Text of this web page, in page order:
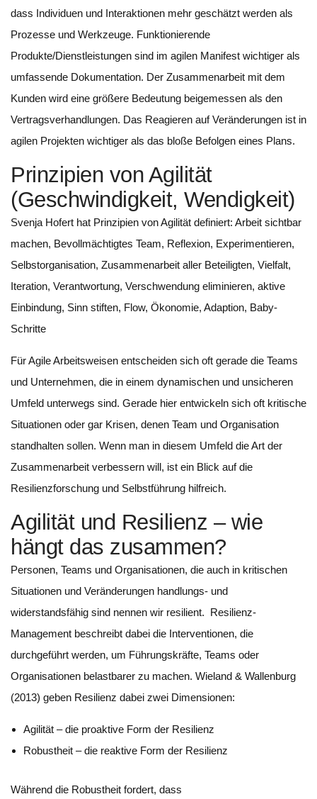
dass Individuen und Interaktionen mehr geschätzt werden als
Prozesse und Werkzeuge. Funktionierende
Produkte/Dienstleistungen sind im agilen Manifest wichtiger als
umfassende Dokumentation. Der Zusammenarbeit mit dem
Kunden wird eine größere Bedeutung beigemessen als den
Vertragsverhandlungen. Das Reagieren auf Veränderungen ist in
agilen Projekten wichtiger als das bloße Befolgen eines Plans.
Prinzipien von Agilität
(Geschwindigkeit, Wendigkeit)
Svenja Hofert hat Prinzipien von Agilität definiert: Arbeit sichtbar
machen, Bevollmächtigtes Team, Reflexion, Experimentieren,
Selbstorganisation, Zusammenarbeit aller Beteiligten, Vielfalt,
Iteration, Verantwortung, Verschwendung eliminieren, aktive
Einbindung, Sinn stiften, Flow, Ökonomie, Adaption, Baby-
Schritte
Für Agile Arbeitsweisen entscheiden sich oft gerade die Teams
und Unternehmen, die in einem dynamischen und unsicheren
Umfeld unterwegs sind. Gerade hier entwickeln sich oft kritische
Situationen oder gar Krisen, denen Team und Organisation
standhalten sollen. Wenn man in diesem Umfeld die Art der
Zusammenarbeit verbessern will, ist ein Blick auf die
Resilienzforschung und Selbstführung hilfreich.
Agilität und Resilienz – wie
hängt das zusammen?
Personen, Teams und Organisationen, die auch in kritischen
Situationen und Veränderungen handlungs- und
widerstandsfähig sind nennen wir resilient. Resilienz-
Management beschreibt dabei die Interventionen, die
durchgeführt werden, um Führungskräfte, Teams oder
Organisationen belastbarer zu machen. Wieland & Wallenburg
(2013) geben Resilienz dabei zwei Dimensionen:
Agilität – die proaktive Form der Resilienz
Robustheit – die reaktive Form der Resilienz
Während die Robustheit fordert, dass